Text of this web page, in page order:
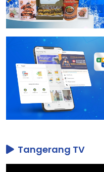
Tangerang TV